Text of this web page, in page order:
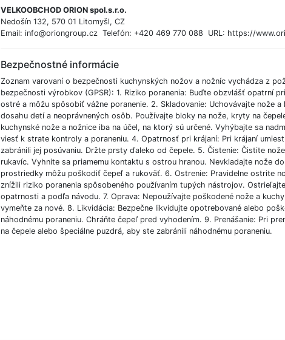
VELKOOBCHOD ORION spol.s.r.o.
Nedošín 132, 570 01 Litomyšl, CZ
Email: info@oriongroup.cz Telefón: +420 469 770 088 URL: https://
Bezpečnostné informácie
Zoznam varovaní o bezpečnosti kuchynských nožov a nožníc vychádza z
bezpečnosti výrobkov (GPSR): 1. Riziko poranenia: Buďte obzvlášť opatrní
ostré a môžu spôsobiť vážne poranenie. 2. Skladovanie: Uchovávajte nože
dosahu detí a neoprávnených osôb. Používajte bloky na nože, kryty na
kuchynské nože a nožnice iba na účel, na ktorý sú určené. Vyhýbajte sa
viesť k strate kontroly a poraneniu. 4. Opatrnosť pri krájaní: Pri krájaní
zabránili jej posúvaniu. Držte prsty ďaleko od čepele. 5. Čistenie: Čistite
rukavíc. Vyhnite sa priamemu kontaktu s ostrou hranou. Nevkladajte nože
prostriedky môžu poškodiť čepeľ a rukoväť. 6. Ostrenie: Pravidelne ostrite
znížili riziko poranenia spôsobeného používaním tupých nástrojov.
opatrnosti a podľa návodu. 7. Oprava: Nepoužívajte poškodené nože a
vymeňte za nové. 8. Likvidácia: Bezpečne likvidujte opotrebované alebo
náhodnému poraneniu. Chráňte čepeľ pred vyhodením. 9. Prenášanie: Pri
na čepele alebo špeciálne puzdrá, aby ste zabránili náhodnému poraneniu.